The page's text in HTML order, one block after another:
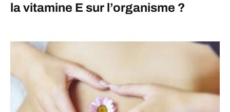
la vitamine E sur l’organisme ?